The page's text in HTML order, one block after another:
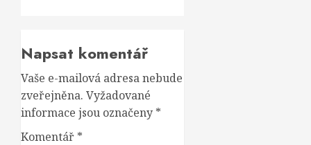
Napsat komentář
Vaše e-mailová adresa nebude
zveřejněna. Vyžadované
informace jsou označeny *
Komentář *